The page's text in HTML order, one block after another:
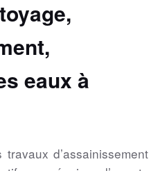
eaux à
d’assainissement